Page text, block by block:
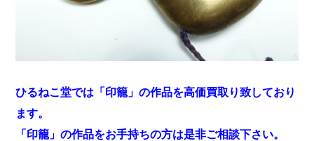
ひるねこ堂では「印籠」の作品を高価買取り致しており
ます。
「印籠」の作品をお手持ちの方は是非ご相談下さい。